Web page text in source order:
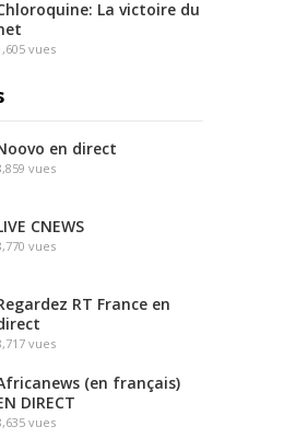
La victoire du
vues
en direct
vues
CNEWS
vues
RT France en
vues
(en français)
DIRECT
vues